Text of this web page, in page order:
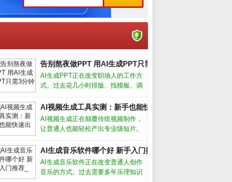
告别熬夜做PPT 用AI生成PPT只需3分钟_
AI生成PPT正在改变职场人的工作方
式。过去花几小时排版、找模板、调
主题或上传文档，就能自动生成结构
清晰、设计专业的演示文稿。这项技
术不仅节省时间，更让内容表达变得
AI视频生成工具实测：新手也能快速出片_
AI视频生成正在颠覆传统视频制作，
让普通人也能轻松产出专业级短片。
音，如今只需输入文字描述，AI就能
自动生成流畅画面。本文结合近期热
门工具实测，帮你避开常见坑点。AI
AI生成音乐软件哪个好 新手入门推荐_
AI生成音乐软件正在改变普通人创作
音乐的方式。过去需要多年乐理知识